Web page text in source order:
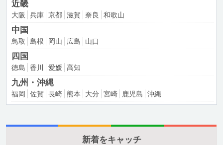
近畿
大阪 兵庫 京都 滋賀 奈良 和歌山
中国
鳥取 島根 岡山 広島 山口
四国
徳島 香川 愛媛 高知
九州・沖縄
福岡 佐賀 長崎 熊本 大分 宮崎 鹿児島 沖縄
新着をキャッチ